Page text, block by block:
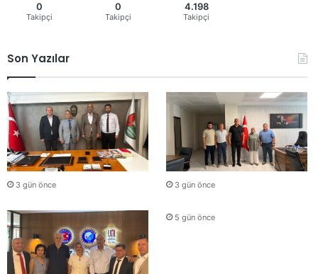
0
Takipçi
0
Takipçi
4.198
Takipçi
Son Yazılar
3 gün önce 3 gün önce
5 gün önce